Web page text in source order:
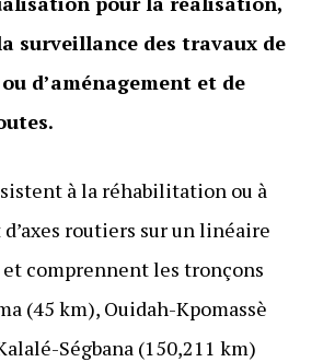
surveillance des travaux de
d’aménagement et de
à la réhabilitation ou à
routiers sur un linéaire
comprennent les tronçons
(45 km), Ouidah-Kpomassè
Ségbana (150,211 km)